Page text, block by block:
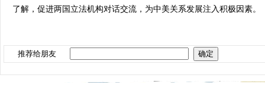
了解，促进两国立法机构对话交流，为中美关系发展注入积极因素。
推荐给朋友